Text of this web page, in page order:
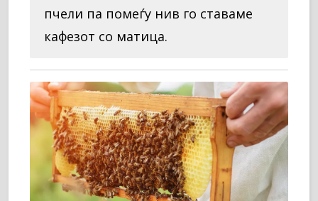
пчели па помеѓу нив го ставаме
кафезот со матица.